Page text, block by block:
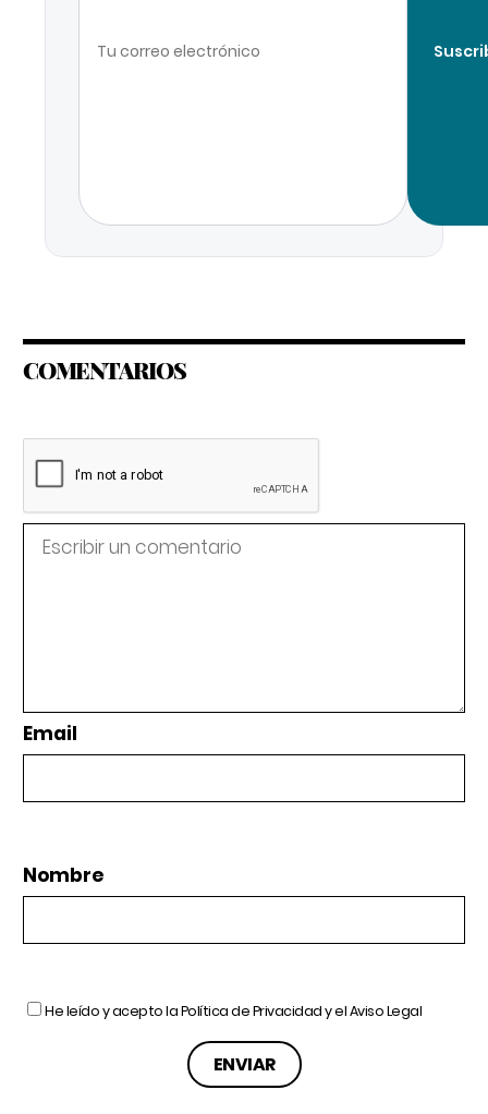
COMENTARIOS
Email
Nombre
He leído y acepto laPolítica de Privacidady elAviso Legal